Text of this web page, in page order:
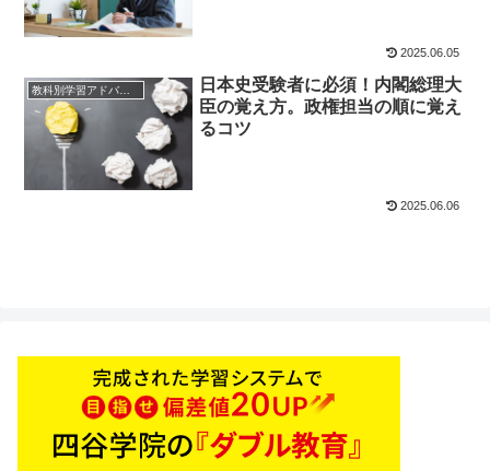
2025.06.05
教科別学習アドバイス
日本史受験者に必須！内閣総理大
臣の覚え方。政権担当の順に覚え
るコツ
2025.06.06